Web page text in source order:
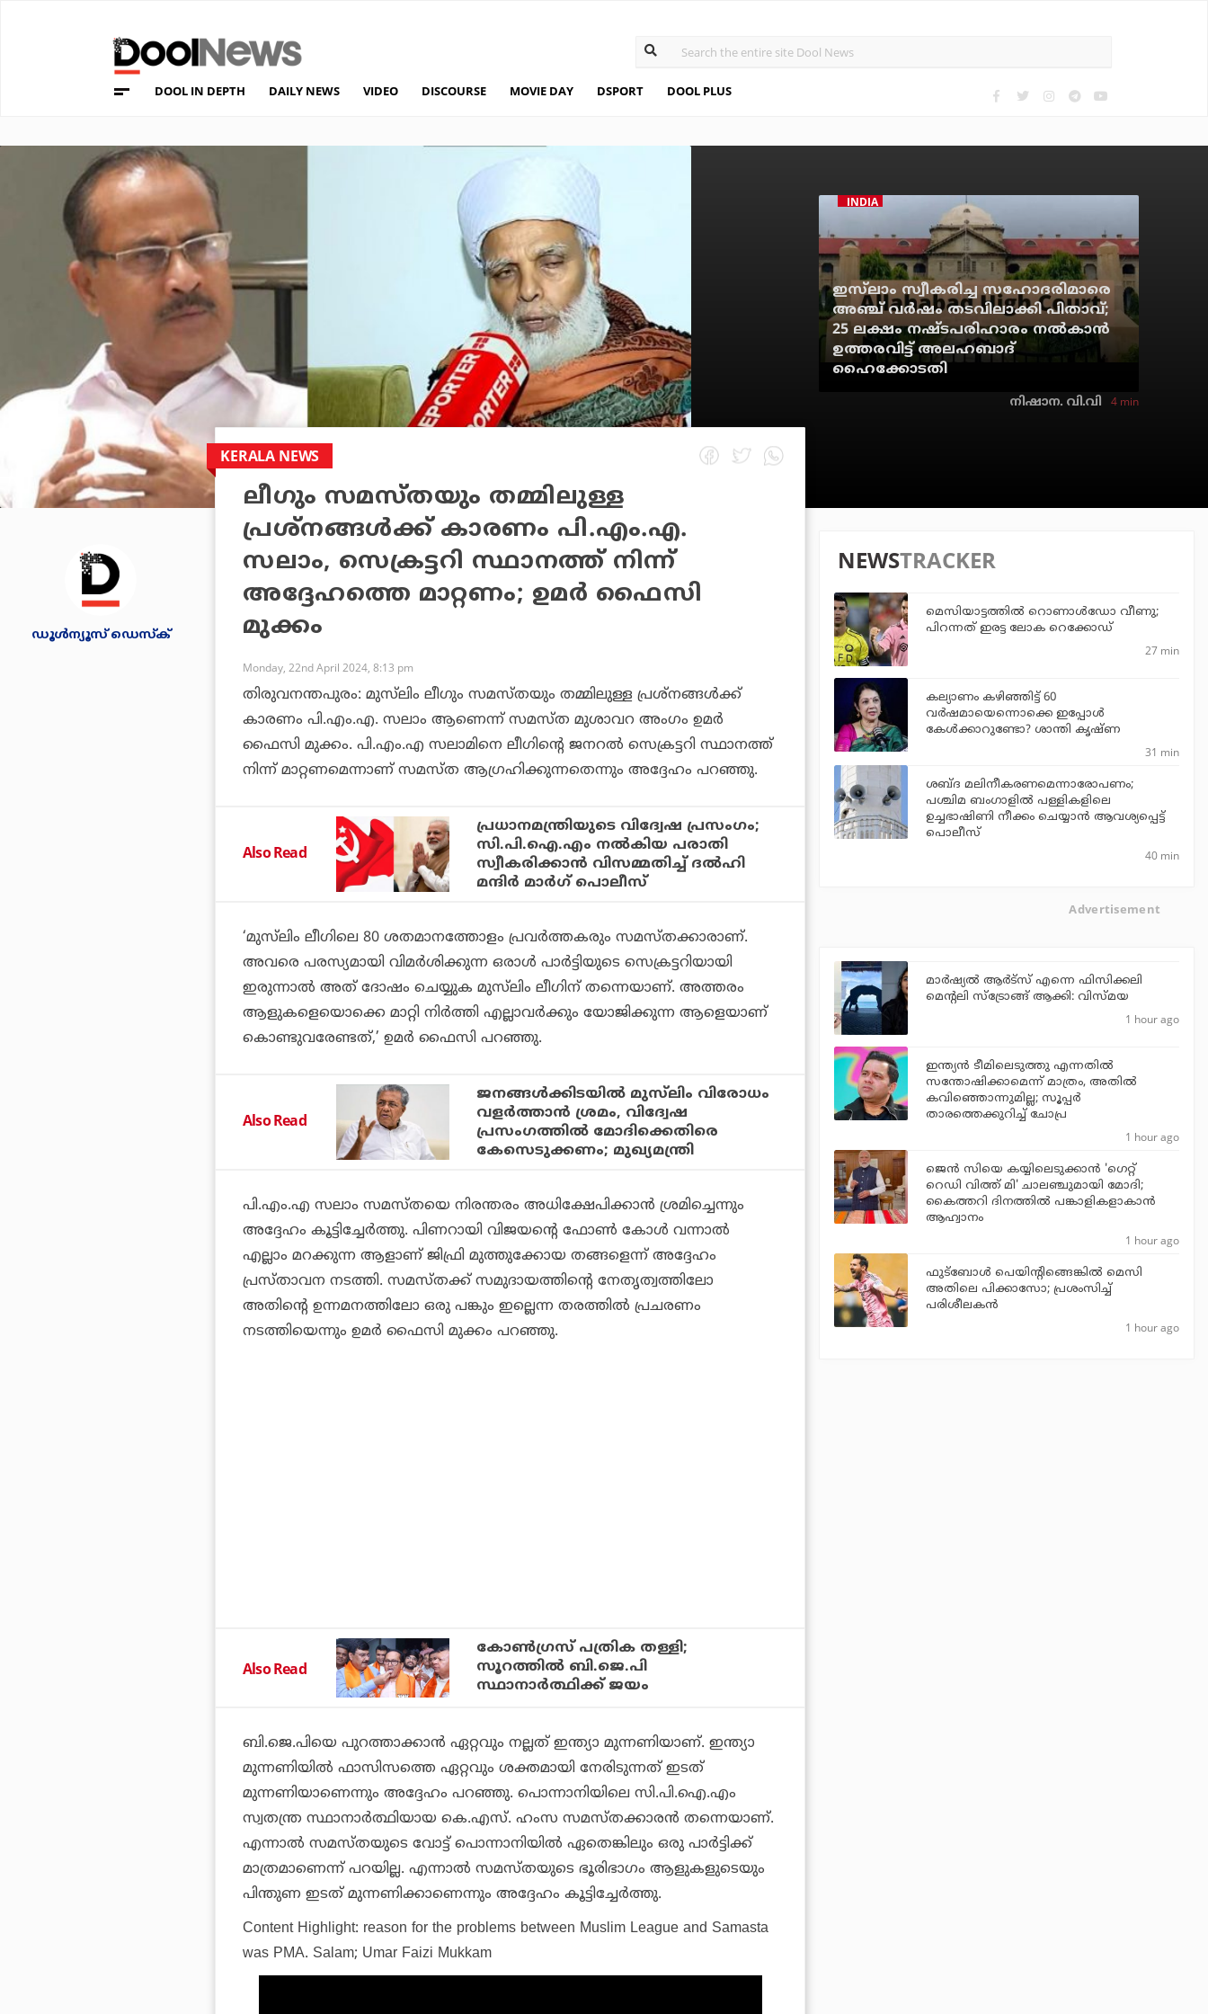
DOOL IN DEPTH DAILY NEWS VIDEO DISCOURSE MOVIE DAY DSPORT DOOL PLUS
INDIA
ഇസ്‌ലാം സ്വീകരിച്ച സഹോദരിമാരെ
അഞ്ച് വര്‍ഷം തടവിലാക്കി പിതാവ്;
25 ലക്ഷം നഷ്ടപരിഹാരം നല്‍കാന്‍
ഉത്തരവിട്ട് അലഹബാദ്
ഹൈക്കോടതി
നിഷാന. വി.വി 4 min
ഡൂള്‍ന്യൂസ് ഡെസ്‌ക്
KERALA NEWS
ലീഗും സമസ്തയും തമ്മിലുള്ള
പ്രശ്‌നങ്ങള്‍ക്ക് കാരണം പി.എം.എ.
സലാം, സെക്രട്ടറി സ്ഥാനത്ത് നിന്ന്
അദ്ദേഹത്തെ മാറ്റണം; ഉമര്‍ ഫൈസി
മുക്കം
Monday, 22nd April 2024, 8:13 pm
തിരുവനന്തപുരം: മുസ്‌ലിം ലീഗും സമസ്തയും തമ്മിലുള്ള പ്രശ്‌നങ്ങള്‍ക്ക്
കാരണം പി.എം.എ. സലാം ആണെന്ന് സമസ്ത മുശാവറ അംഗം ഉമര്‍
ഫൈസി മുക്കം. പി.എം.എ സലാമിനെ ലീഗിന്റെ ജനറല്‍ സെക്രട്ടറി സ്ഥാനത്ത്
നിന്ന് മാറ്റണമെന്നാണ് സമസ്ത ആഗ്രഹിക്കുന്നതെന്നും അദ്ദേഹം പറഞ്ഞു.
Also Read
പ്രധാനമന്ത്രിയുടെ വിദ്വേഷ പ്രസംഗം;
സി.പി.ഐ.എം നല്‍കിയ പരാതി
സ്വീകരിക്കാന്‍ വിസമ്മതിച്ച് ദല്‍ഹി
മന്ദിര്‍ മാര്‍ഗ് പൊലീസ്
‘മുസ്‌ലിം ലീഗിലെ 80 ശതമാനത്തോളം പ്രവര്‍ത്തകരും സമസ്തക്കാരാണ്.
അവരെ പരസ്യമായി വിമര്‍ശിക്കുന്ന ഒരാള്‍ പാര്‍ട്ടിയുടെ സെക്രട്ടറിയായി
ഇരുന്നാല്‍ അത് ദോഷം ചെയ്യുക മുസ്‌ലിം ലീഗിന് തന്നെയാണ്. അത്തരം
ആളുകളെയൊക്കെ മാറ്റി നിര്‍ത്തി എല്ലാവര്‍ക്കും യോജിക്കുന്ന ആളെയാണ്
കൊണ്ടുവരേണ്ടത്,’ ഉമര്‍ ഫൈസി പറഞ്ഞു.
Also Read
ജനങ്ങള്‍ക്കിടയില്‍ മുസ്‌ലിം വിരോധം
വളര്‍ത്താന്‍ ശ്രമം, വിദ്വേഷ
പ്രസംഗത്തില്‍ മോദിക്കെതിരെ
കേസെടുക്കണം; മുഖ്യമന്ത്രി
പി.എം.എ സലാം സമസ്തയെ നിരന്തരം അധിക്ഷേപിക്കാന്‍ ശ്രമിച്ചെന്നും
അദ്ദേഹം കൂട്ടിച്ചേര്‍ത്തു. പിണറായി വിജയന്റെ ഫോണ്‍ കോള്‍ വന്നാല്‍
എല്ലാം മറക്കുന്ന ആളാണ് ജിഫ്രി മുത്തുക്കോയ തങ്ങളെന്ന് അദ്ദേഹം
പ്രസ്താവന നടത്തി. സമസ്തക്ക് സമുദായത്തിന്റെ നേതൃത്വത്തിലോ
അതിന്റെ ഉന്നമനത്തിലോ ഒരു പങ്കും ഇല്ലെന്ന തരത്തില്‍ പ്രചരണം
നടത്തിയെന്നും ഉമര്‍ ഫൈസി മുക്കം പറഞ്ഞു.
Also Read
കോൺ​ഗ്രസ് പത്രിക തള്ളി;
സൂറത്തില്‍ ബി.ജെ.പി
സ്ഥാനാര്‍ത്ഥിക്ക് ജയം
ബി.ജെ.പിയെ പുറത്താക്കാന്‍ ഏറ്റവും നല്ലത് ഇന്ത്യാ മുന്നണിയാണ്. ഇന്ത്യാ
മുന്നണിയില്‍ ഫാസിസത്തെ ഏറ്റവും ശക്തമായി നേരിടുന്നത് ഇടത്
മുന്നണിയാണെന്നും അദ്ദേഹം പറഞ്ഞു. പൊന്നാനിയിലെ സി.പി.ഐ.എം
സ്വതന്ത്ര സ്ഥാനാര്‍ത്ഥിയായ കെ.എസ്. ഹംസ സമസ്തക്കാരന്‍ തന്നെയാണ്.
എന്നാല്‍ സമസ്തയുടെ വോട്ട് പൊന്നാനിയില്‍ ഏതെങ്കിലും ഒരു പാര്‍ട്ടിക്ക്
മാത്രമാണെന്ന് പറയില്ല. എന്നാല്‍ സമസ്തയുടെ ഭൂരിഭാഗം ആളുകളുടെയും
പിന്തുണ ഇടത് മുന്നണിക്കാണെന്നും അദ്ദേഹം കൂട്ടിച്ചേര്‍ത്തു.
Content Highlight: reason for the problems between Muslim League and Samasta
was PMA. Salam; Umar Faizi Mukkam
NEWSTRACKER
മെസിയാട്ടത്തില്‍ റൊണാള്‍ഡോ വീണു;
പിറന്നത് ഇരട്ട ലോക റെക്കോഡ്
27 min
കല്യാണം കഴിഞ്ഞിട്ട് 60
വർഷമായെന്നൊക്കെ ഇപ്പോൾ
കേൾക്കാറുണ്ടോ? ശാന്തി കൃഷ്ണ
31 min
ശബ്ദ മലിനീകരണമെന്നാരോപണം;
പശ്ചിമ ബംഗാളില്‍ പള്ളികളിലെ
ഉച്ചഭാഷിണി നീക്കം ചെയ്യാന്‍ ആവശ്യപ്പെട്ട്
പൊലീസ്
40 min
Advertisement
മാർഷ്യൽ ആർട്സ് എന്നെ ഫിസിക്കലി
മെന്റലി സ്ട്രോങ്ങ് ആക്കി: വിസ്മയ
1 hour ago
ഇന്ത്യന്‍ ടീമിലെടുത്തു എന്നതില്‍
സന്തോഷിക്കാമെന്ന് മാത്രം, അതില്‍
കവിഞ്ഞൊന്നുമില്ല; സൂപ്പര്‍
താരത്തെക്കുറിച്ച് ചോപ്ര
1 hour ago
ജെന്‍ സിയെ കയ്യിലെടുക്കാന്‍ 'ഗെറ്റ്
റെഡി വിത്ത് മി' ചാലഞ്ചുമായി മോദി;
കൈത്തറി ദിനത്തില്‍ പങ്കാളികളാകാന്‍
ആഹ്വാനം
1 hour ago
ഫുട്‌ബോള്‍ പെയിന്റിങ്ങെങ്കില്‍ മെസി
അതിലെ പിക്കാസോ; പ്രശംസിച്ച്
പരിശീലകന്‍
1 hour ago